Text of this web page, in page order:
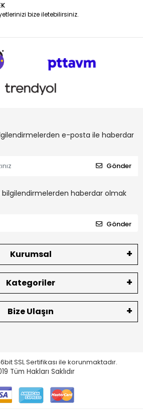
bize iletebilirsiniz.
e-posta ile haberdar
Gönder
haberdar olmak
Gönder
Kurumsal
Kategoriler
Bize Ulaşın
SSL Sertifikası ile korunmaktadır.
Tüm Hakları Saklıdır